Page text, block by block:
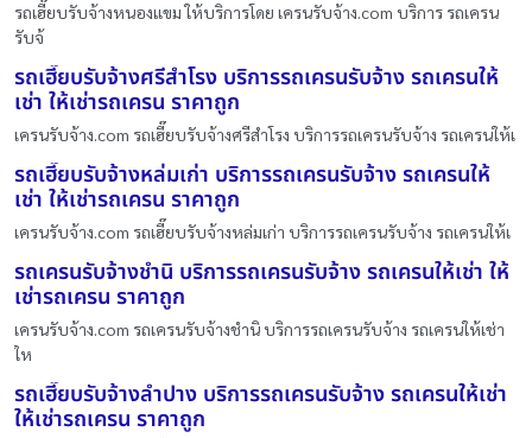
รถเฮี๊ยบรับจ้างหนองแขม ให้บริการโดย เครนรับจ้าง.com บริการ รถเครน
รับจ้
รถเฮี๊ยบรับจ้างศรีสำโรง บริการรถเครนรับจ้าง รถเครนให้
เช่า ให้เช่ารถเครน ราคาถูก
เครนรับจ้าง.com รถเฮี๊ยบรับจ้างศรีสำโรง บริการรถเครนรับจ้าง รถเครนให้เ
รถเฮี๊ยบรับจ้างหล่มเก่า บริการรถเครนรับจ้าง รถเครนให้
เช่า ให้เช่ารถเครน ราคาถูก
เครนรับจ้าง.com รถเฮี๊ยบรับจ้างหล่มเก่า บริการรถเครนรับจ้าง รถเครนให้เ
รถเครนรับจ้างชำนิ บริการรถเครนรับจ้าง รถเครนให้เช่า ให้
เช่ารถเครน ราคาถูก
เครนรับจ้าง.com รถเครนรับจ้างชำนิ บริการรถเครนรับจ้าง รถเครนให้เช่า
ให
รถเฮี๊ยบรับจ้างลำปาง บริการรถเครนรับจ้าง รถเครนให้เช่า
ให้เช่ารถเครน ราคาถูก